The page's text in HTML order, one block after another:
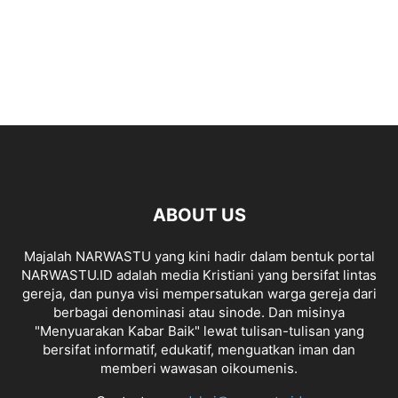
ABOUT US
Majalah NARWASTU yang kini hadir dalam bentuk portal
NARWASTU.ID adalah media Kristiani yang bersifat lintas
gereja, dan punya visi mempersatukan warga gereja dari
berbagai denominasi atau sinode. Dan misinya
"Menyuarakan Kabar Baik" lewat tulisan-tulisan yang
bersifat informatif, edukatif, menguatkan iman dan
memberi wawasan oikoumenis.